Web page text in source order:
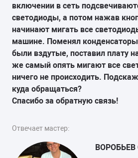
включении в сеть
светодиоды, а потом нажав
начинают мигать все
машине. Поменял
были вздутые, поставил плату
же самый опять мигают все
ничего не происходить.
куда обращаться?
Спасибо за обратную связь!
Отвечает мастер:
ВОРОБЬЕВ